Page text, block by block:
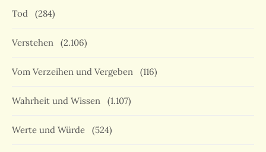
Tod (284)
Verstehen (2.106)
Vom Verzeihen und Vergeben (116)
Wahrheit und Wissen (1.107)
Werte und Würde (524)